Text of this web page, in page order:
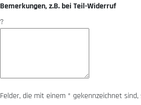
Bemerkungen, z.B. bei Teil-Widerruf
?
Felder, die mit einem * gekennzeichnet